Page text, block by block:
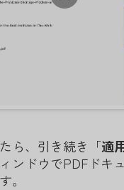
ら、引き続き「適
ンドウでPDFドキ
。